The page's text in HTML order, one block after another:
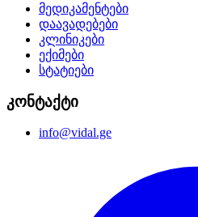
მედიკამენტები
დაავადებები
კლინიკები
ექიმები
სტატიები
კონტაქტი
info@vidal.ge